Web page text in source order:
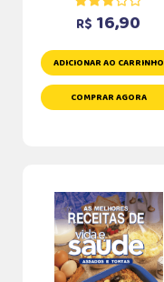
R$ 16,90
ADICIONAR AO CARRINHO
COMPRAR AGORA